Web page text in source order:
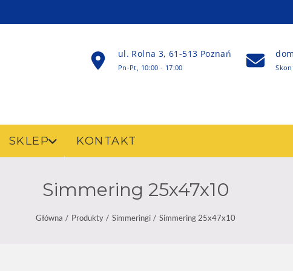
ul. Rolna 3, 61-513 Poznań
Pn-Pt, 10:00 - 17:00
SKLEP KONTAKT
Simmering 25x47x10
Główna Produkty Simmeringi Simmering 25x47x10